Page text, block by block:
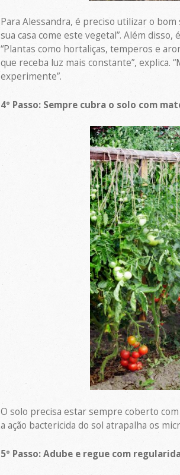
Para Alessandra, é preciso utilizar o
sua casa come este vegetal”. Além
“Plantas como hortaliças, temperos e
que receba luz mais constante”, explica.
experimente”.
4º Passo: Sempre cubra o solo com
O solo precisa estar sempre coberto
a ação bactericida do sol atrapalha os
5º Passo: Adube e regue com